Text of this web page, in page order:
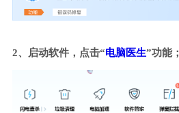
2、启动软件，点击“电脑医生”功能；